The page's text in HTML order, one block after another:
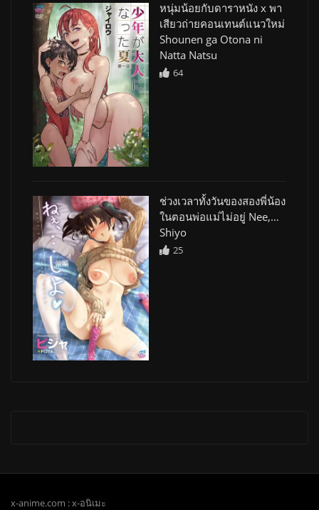
หนุ่มน้อยกับดาราหนัง x พา
เสียวถ่ายคอนเทนต์แนวใหม่
Shounen ga Otona ni
Natta Natsu
64
ช่วงเวลาทั้งวันของสองพี่น้อง
ในตอนพ่อแม่ไม่อยู่ Nee,…
Shiyo
25
x-anime.com : x-อนิเมะ